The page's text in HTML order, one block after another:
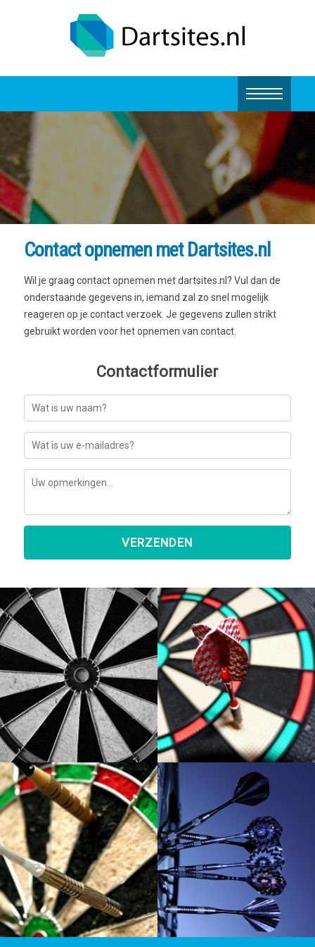
Contact opnemen met Dartsites.nl
Wil je graag contact opnemen met dartsites.nl? Vul dan de
onderstaande gegevens in, iemand zal zo snel mogelijk
reageren op je contact verzoek. Je gegevens zullen strikt
gebruikt worden voor het opnemen van contact.
Contactformulier